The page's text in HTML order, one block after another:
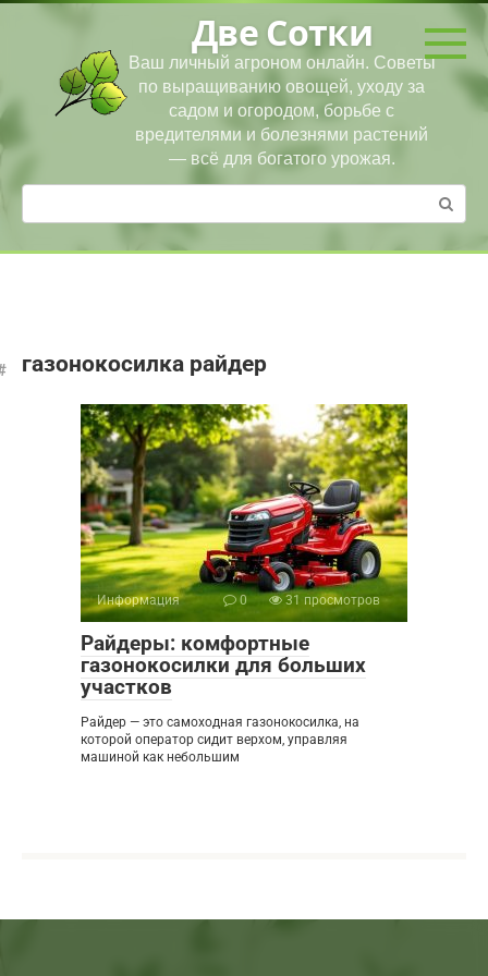
Перейти
Две Сотки
Ваш личный агроном онлайн. Советы
по выращиванию овощей, уходу за
садом и огородом, борьбе с
вредителями и болезнями растений
— всё для богатого урожая.
Поиск:
газонокосилка райдер
Информация 0 31 просмотров
Райдеры: комфортные
газонокосилки для больших
участков
Райдер — это самоходная газонокосилка, на
которой оператор сидит верхом, управляя
машиной как небольшим